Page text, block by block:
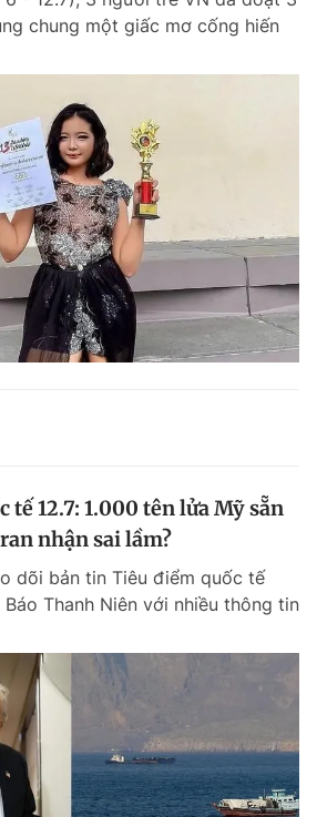
chung một giấc mơ cống hiến
tế 12.7: 1.000 tên lửa Mỹ sẵn
nhận sai lầm?
dõi bản tin Tiêu điểm quốc tế
Báo Thanh Niên với nhiều thông tin